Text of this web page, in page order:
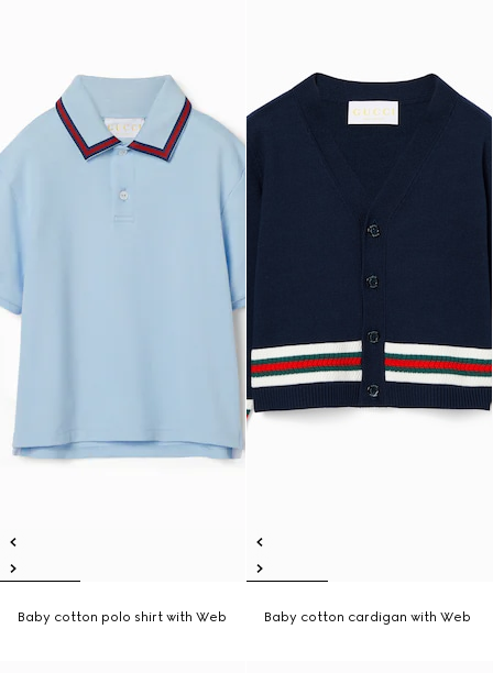
Baby cotton polo shirt with Web Baby cotton cardigan with Web